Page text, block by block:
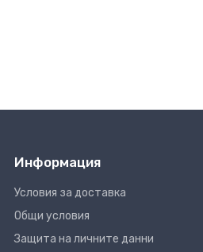
Информация
Условия за доставка
Общи условия
Защита на личните данни